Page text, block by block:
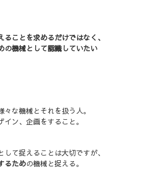
ことを求めるだけではなく、
の機械として認識していたい
な機械とそれを扱う人。
ン、企画をすること。
して捉えることは大切ですが、
るための機械と捉える。